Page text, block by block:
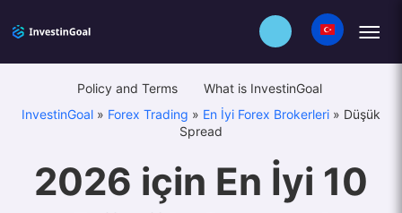
Policy and Terms
What is InvestinGoal
InvestinGoal » Forex Trading » En İyi Forex Brokerleri » Düşük
Spread
2026 için En İyi 10